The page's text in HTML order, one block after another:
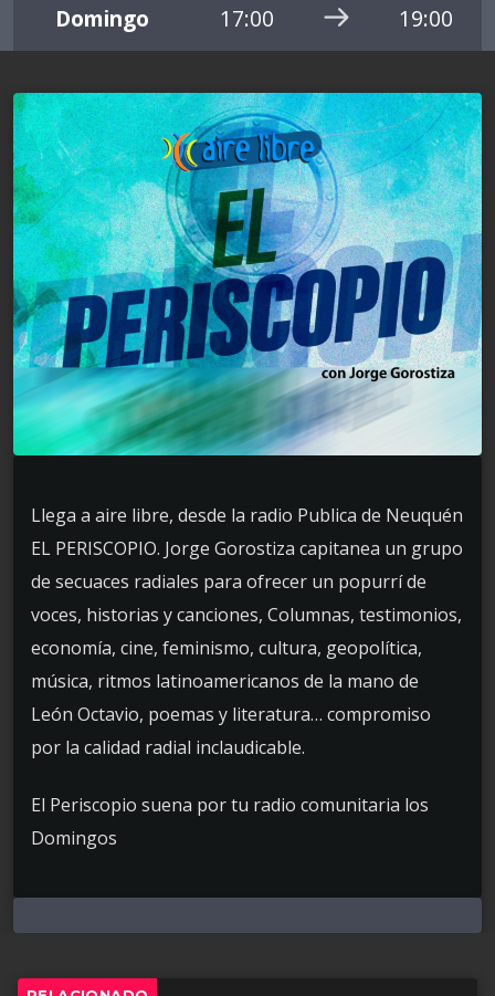
Domingo 17:00 19:00
Llega a aire libre, desde la radio Publica de Neuquén
EL PERISCOPIO. Jorge Gorostiza capitanea un grupo
de secuaces radiales para ofrecer un popurrí de
voces, historias y canciones, Columnas, testimonios,
economía, cine, feminismo, cultura, geopolítica,
música, ritmos latinoamericanos de la mano de
León Octavio, poemas y literatura… compromiso
por la calidad radial inclaudicable.
El Periscopio suena por tu radio comunitaria los
Domingos